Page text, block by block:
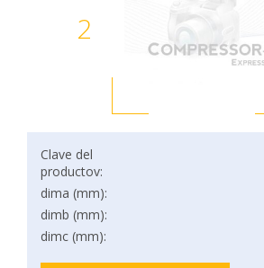
2
Clave del
productov:
dima (mm):
dimb (mm):
dimc (mm):